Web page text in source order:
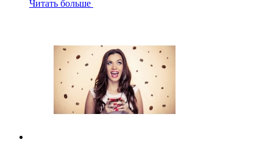
Читать больше